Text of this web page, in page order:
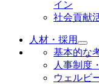
イン
社会貢献
人材・採用
基本的な
人事制度
ウェルビ